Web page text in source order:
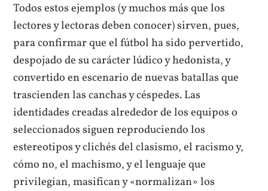
Todos estos ejemplos (y muchos más que los
lectores y lectoras deben conocer) sirven, pues,
para confirmar que el fútbol ha sido pervertido,
despojado de su carácter lúdico y hedonista, y
convertido en escenario de nuevas batallas que
trascienden las canchas y céspedes. Las
identidades creadas alrededor de los equipos o
seleccionados siguen reproduciendo los
estereotipos y clichés del clasismo, el racismo y,
cómo no, el machismo, y el lenguaje que
privilegian, masifican y «normalizan» los